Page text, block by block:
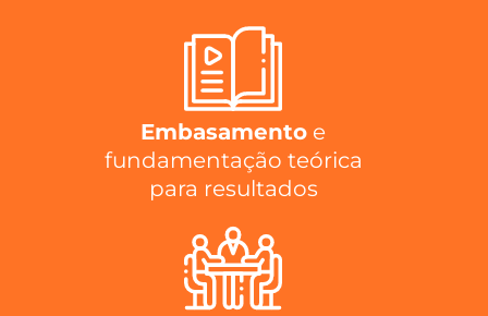
Embasamento e
fundamentação teórica
para resultados